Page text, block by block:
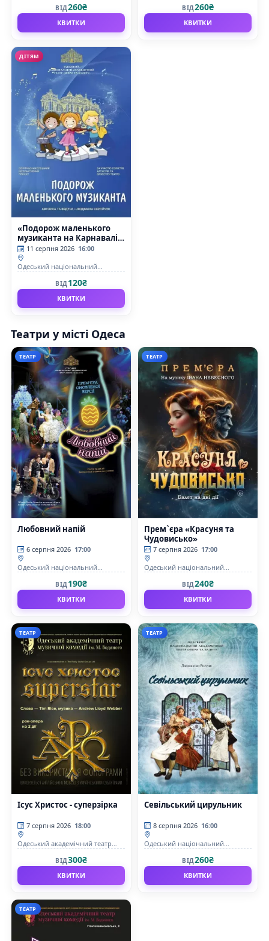
ВІД260₴
КВИТКИ
ВІД260₴
КВИТКИ
ДІТЯМ
«Подорож маленького
музиканта на Карнавалі
тварин»
11 серпня 2026 16:00
Одеський національний
ВІД120₴
КВИТКИ
Театри у місті Одеса
ТЕАТР
Любовний напій
6 серпня 2026 17:00
Одеський національний
ВІД190₴
КВИТКИ
ТЕАТР
Прем`єра «Красуня та
Чудовисько»
7 серпня 2026 17:00
Одеський національний
ВІД240₴
КВИТКИ
ТЕАТР
Ісус Христос - суперзірка
7 серпня 2026 18:00
Одеський академічний театр
ВІД300₴
КВИТКИ
ТЕАТР
Севільський цирульник
8 серпня 2026 16:00
Одеський національний
ВІД260₴
КВИТКИ
ТЕАТР